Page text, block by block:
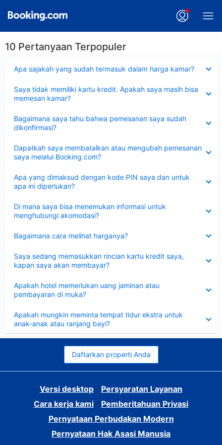
10 Pertanyaan Terpopuler
Apa sajakah yang sudah termasuk dalam harga kamar?
Saya tidak memiliki kartu kredit. Apakah saya masih bisa
memesan kamar?
Bagaimana saya tahu bahwa pemesanan saya sudah
dikonfirmasi?
Dapatkah saya membatalkan atau mengubah pemesanan
saya melalui Booking.com?
Apa yang dimaksud dengan kode PIN saya dan untuk
apa ini diperlukan?
Di mana saya bisa menemukan informasi untuk
menghubungi akomodasi?
Bagaimana cara melihat harganya?
Saya sedang memasukkan rincian kartu kredit saya,
kapan saya akan membayar?
Apakah hotel memerlukan uang jaminan atau
pembayaran di muka?
Apakah mungkin meminta tempat tidur ekstra untuk
anak-anak atau ranjang bayi?
Daftarkan properti Anda
Versi desktop
Persyaratan Layanan
Cara kerja kami
Pemberitahuan Privasi
Pernyataan Perbudakan Modern
Pernyataan Hak Asasi Manusia